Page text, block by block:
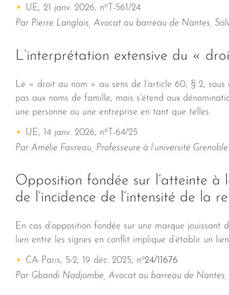
UE, 21 janv. 2026, no T-561/24
Par Pierre Langlais, Avocat au barreau de Nantes,
L’interprétation extensive du «
Le « droit au nom » au sens de l’article 60, § 2,
pas aux noms de famille, mais s’étend aux
une personne ou une entreprise en tant que telles.
UE, 14 janv. 2026, no T-64/25
Par Amélie Favreau, Professeure à l’université
Opposition fondée sur l’atteinte à
de l’incidence de l’intensité de la
En cas d’opposition fondée sur une marque jouissant
lien entre les signes en conflit implique d’établir un
CA Paris, 5-2, 19 déc. 2025, no24/11676
Par Gbandi Nadjombe, Avocat au barreau de